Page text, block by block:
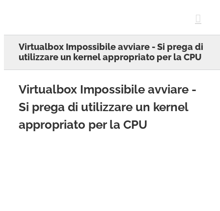
Virtualbox Impossibile avviare - Si prega di
utilizzare un kernel appropriato per la CPU
Virtualbox Impossibile avviare -
Si prega di utilizzare un kernel
appropriato per la CPU